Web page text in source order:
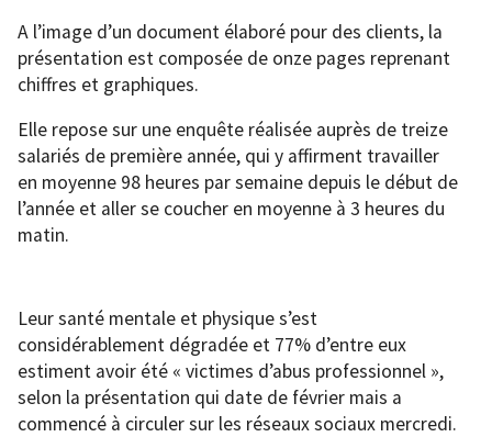
A l’image d’un document élaboré pour des clients, la
présentation est composée de onze pages reprenant
chiffres et graphiques.
Elle repose sur une enquête réalisée auprès de treize
salariés de première année, qui y affirment travailler
en moyenne 98 heures par semaine depuis le début de
l’année et aller se coucher en moyenne à 3 heures du
matin.
Leur santé mentale et physique s’est
considérablement dégradée et 77% d’entre eux
estiment avoir été « victimes d’abus professionnel »,
selon la présentation qui date de février mais a
commencé à circuler sur les réseaux sociaux mercredi.